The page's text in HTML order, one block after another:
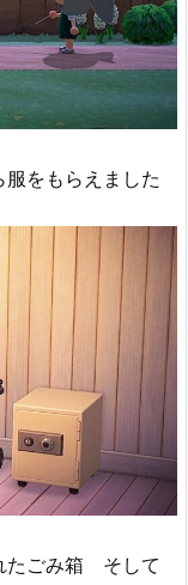
をもらえました
たごみ箱 そして